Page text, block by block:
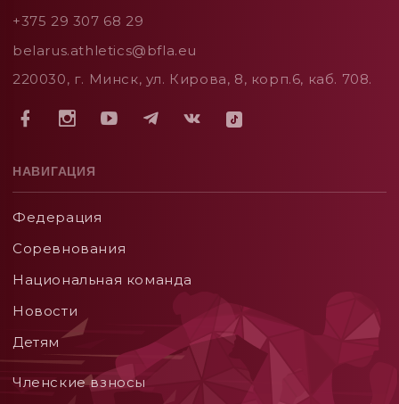
+375 29 307 68 29
belarus.athletics@bfla.eu
220030, г. Минск, ул. Кирова, 8, корп.6, каб. 708.
НАВИГАЦИЯ
Федерация
Соревнования
Национальная команда
Новости
Детям
Членские взносы